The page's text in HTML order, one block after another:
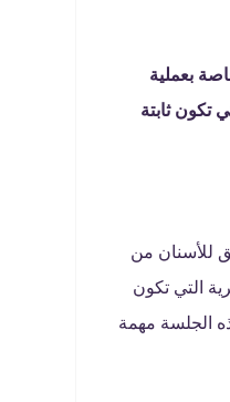
بعملية
تكون ثابتة
للأسنان من
التي تكون
الجلسة مهمة